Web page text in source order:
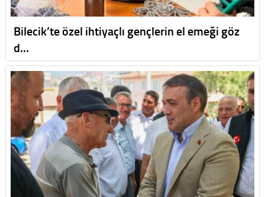
Bilecik’te özel ihtiyaçlı gençlerin el emeği göz
d…